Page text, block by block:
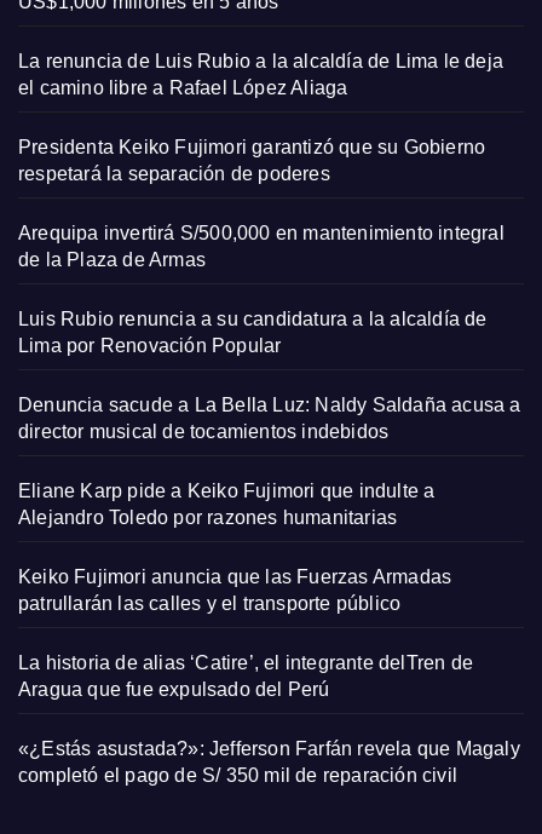
La renuncia de Luis Rubio a la alcaldía de Lima le deja
el camino libre a Rafael López Aliaga
Presidenta Keiko Fujimori garantizó que su Gobierno
respetará la separación de poderes
Arequipa invertirá S/500,000 en mantenimiento integral
de la Plaza de Armas
Luis Rubio renuncia a su candidatura a la alcaldía de
Lima por Renovación Popular
Denuncia sacude a La Bella Luz: Naldy Saldaña acusa a
director musical de tocamientos indebidos
Eliane Karp pide a Keiko Fujimori que indulte a
Alejandro Toledo por razones humanitarias
Keiko Fujimori anuncia que las Fuerzas Armadas
patrullarán las calles y el transporte público
La historia de alias ‘Catire’, el integrante delTren de
Aragua que fue expulsado del Perú
«¿Estás asustada?»: Jefferson Farfán revela que Magaly
completó el pago de S/ 350 mil de reparación civil